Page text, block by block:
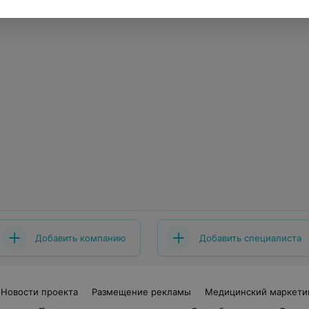
Добавить компанию Добавить специалиста
Новости проекта Размещение рекламы
Медицинский